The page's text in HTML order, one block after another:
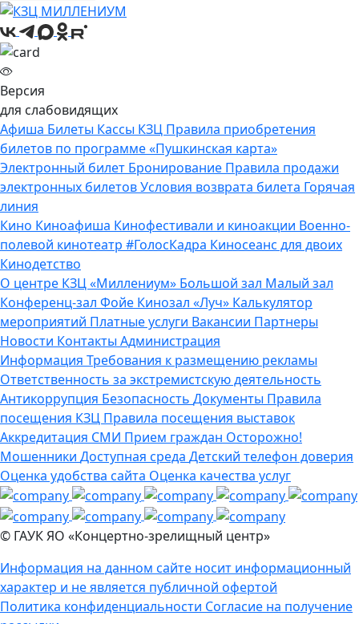
Версия
для слабовидящих
Афиша Билеты Кассы КЗЦ Правила приобретения
билетов по программе «Пушкинская карта»
Электронный билет Бронирование Правила продажи
электронных билетовУсловия возврата билета Горячая
линия
Кино Киноафиша Кинофестивали и киноакции Военно-
полевой кинотеатр #ГолосКадра Киносеанс для двоих
Кинодетство
О центре КЗЦ «Миллениум» Большой зал Малый зал
Конференц-зал Фойе Кинозал «Луч» Калькулятор
мероприятий Платные услуги Вакансии Партнеры
Новости Контакты Администрация
Информация Требования к размещению рекламы
Ответственность за экстремистскую деятельность
Антикоррупция Безопасность Документы Правила
посещения КЗЦ Правила посещения выставок
Аккредитация СМИ Прием граждан Осторожно!
Мошенники Доступная среда Детский телефон доверия
Оценка удобства сайта Оценка качества услуг
© ГАУК ЯО «Концертно-зрелищный центр»
Информация на данном сайте носит информационный
характер и не является публичной офертой
Политика конфиденциальности Согласие на получение